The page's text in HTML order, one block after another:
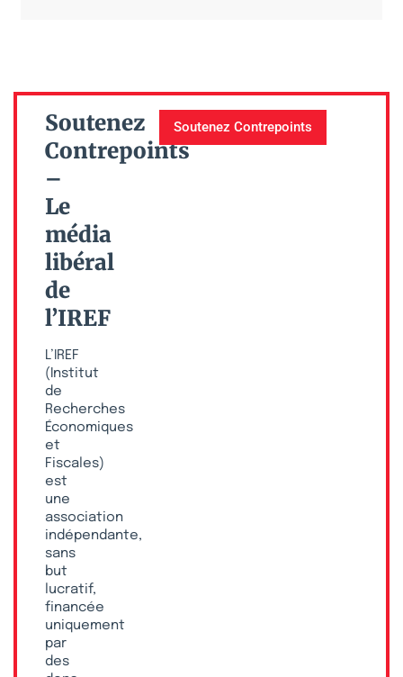
Soutenez
Contrepoints
–
Le
média
libéral
de
l’IREF
L’IREF
(Institut
de
Recherches
Économiques
et
Fiscales)
est
une
association
indépendante,
sans
but
lucratif,
financée
uniquement
par
des
Soutenez Contrepoints